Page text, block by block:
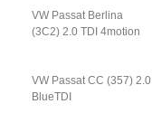
VW Passat Berlina
(3C2) 2.0 TDI 4motion
VW Passat CC (357) 2.0
BlueTDI